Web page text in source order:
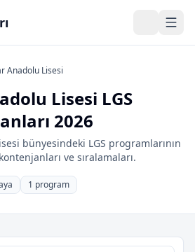
Anadolu Lisesi
Lisesi LGS
2026
bünyesindeki LGS programlarının
ve sıralamaları.
1 program